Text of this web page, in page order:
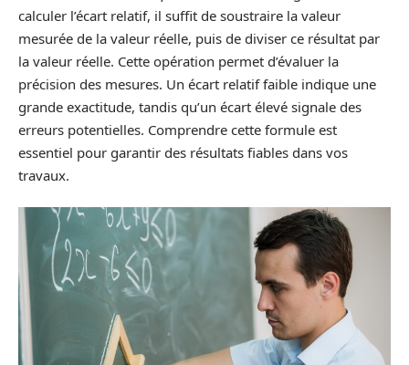
calculer l’écart relatif, il suffit de soustraire la valeur
mesurée de la valeur réelle, puis de diviser ce résultat par
la valeur réelle. Cette opération permet d’évaluer la
précision des mesures. Un écart relatif faible indique une
grande exactitude, tandis qu’un écart élevé signale des
erreurs potentielles. Comprendre cette formule est
essentiel pour garantir des résultats fiables dans vos
travaux.